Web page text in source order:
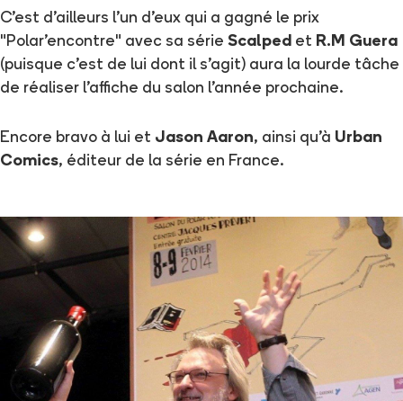
C'est d'ailleurs l'un d'eux qui a gagné le prix
"Polar'encontre" avec sa série Scalped et R.M Guera
(puisque c'est de lui dont il s'agit) aura la lourde tâche
de réaliser l'affiche du salon l'année prochaine.
Encore bravo à lui et Jason Aaron, ainsi qu'à Urban
Comics, éditeur de la série en France.